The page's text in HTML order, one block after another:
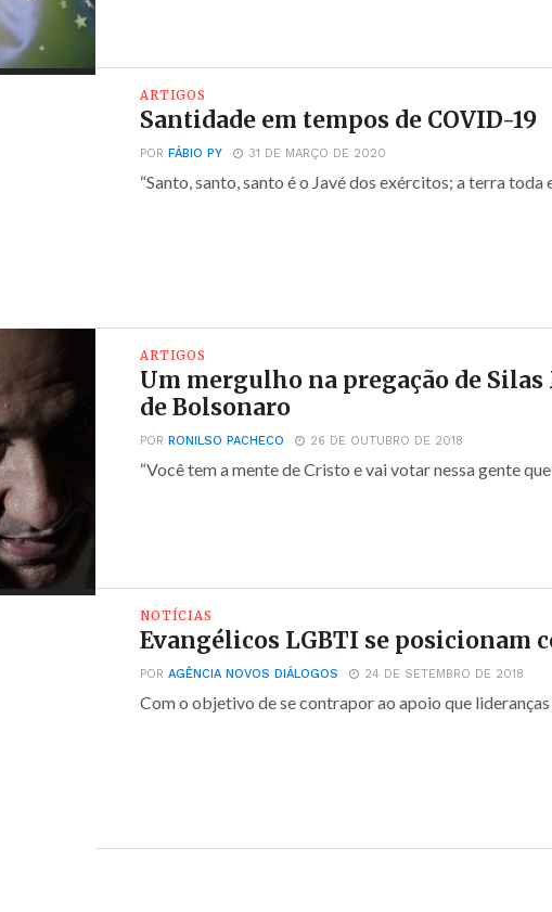
ARTIGOS
Santidade em tempos de COVID-19
PORFÁBIO PY 31 DE MARÇO DE 2020
“Santo, santo, santo é o Javé dos exércitos; a terra toda
ARTIGOS
Um mergulho na pregação de
de Bolsonaro
PORRONILSO PACHECO 26 DE OUTUBRO DE 2018
“Você tem a mente de Cristo e vai votar nessa gente
NOTÍCIAS
Evangélicos LGBTI se posicionam
PORAGÊNCIA NOVOS DIÁLOGOS 24 DE SETEMBRO DE 2018
Com o objetivo de se contrapor ao apoio que